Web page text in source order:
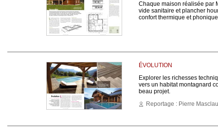
Chaque maison réalisée par
vide sanitaire et plancher
confort thermique et
ÉVOLUTION
Explorer les richesses
vers un habitat montagnard
beau projet.
Reportage : Pierre